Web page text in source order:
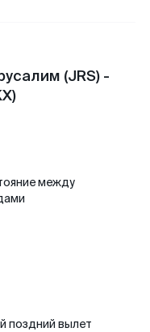
(JRS) -
между
поздний вылет